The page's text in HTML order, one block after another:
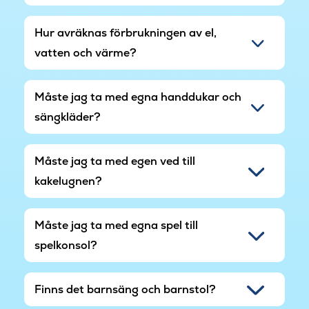
idealiska plats för en avkopplande semester vid
vattnet.
Hur avräknas förbrukningen av el,
vatten och värme?
Måste jag ta med egna handdukar och
sängkläder?
Måste jag ta med egen ved till
kakelugnen?
Måste jag ta med egna spel till
spelkonsol?
Finns det barnsäng och barnstol?